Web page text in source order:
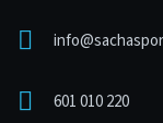
info@
601 010 220